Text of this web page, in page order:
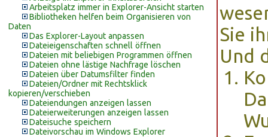
Arbeitsplatz immer in Explorer-Ansicht starten
Bibliotheken helfen beim Organisieren von
Daten
Das Explorer-Layout anpassen
Dateieigenschaften schnell öffnen
Dateien mit beliebigen Programmen öffnen
Dateien ohne lästige Nachfrage löschen
Dateien über Datumsfilter finden
Dateien/Ordner mit Rechtsklick
kopieren/verschieben
Dateiendungen anzeigen lassen
Dateierweiterungen anzeigen lassen
Dateisuche speichern
Dateivorschau im Windows Explorer
Sie
Und